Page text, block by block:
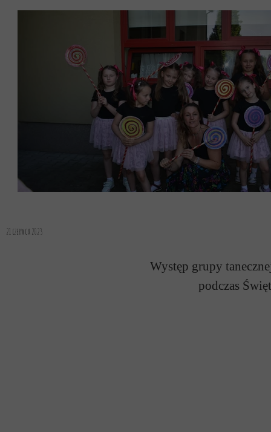
21 czerwca 2023
Występ grupy
podczas